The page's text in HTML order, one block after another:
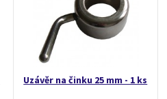
Uzávěr na činku 25 mm - 1 ks